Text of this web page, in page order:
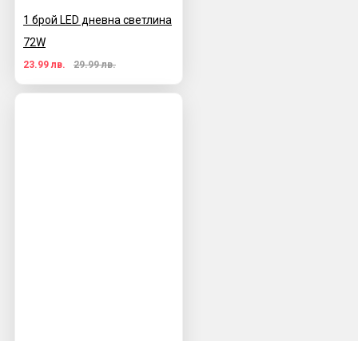
1 брой LED дневна светлина
72W
23.99 лв. 29.99 лв.